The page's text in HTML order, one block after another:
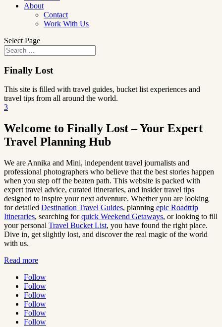
About
Contact
Work With Us
Select Page
Finally Lost
This site is filled with travel guides, bucket list experiences and
travel tips from all around the world.
3
Welcome to Finally Lost – Your Expert
Travel Planning Hub
We are Annika and Mini, independent travel journalists and
professional photographers who believe that the best stories happen
when you step off the beaten path. This website is packed with
expert travel advice, curated itineraries, and insider travel tips
designed to inspire your next adventure. Whether you are looking
for detailed Destination Travel Guides, planning epic Roadtrip
Itineraries, searching forquick Weekend Getaways, or looking to fill
your personal Travel Bucket List, you have found the right place.
Dive in, get slightly lost, and discover the real magic of the world
with us.
Read more
Follow
Follow
Follow
Follow
Follow
Follow